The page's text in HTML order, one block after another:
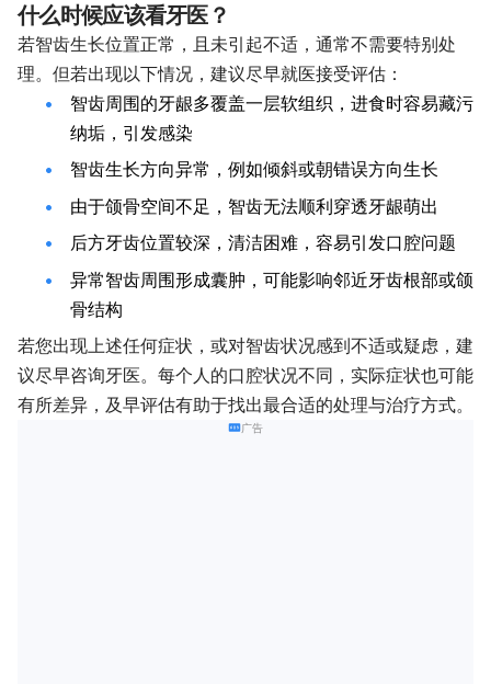
什么时候应该看牙医？
若智齿生长位置正常，且未引起不适，通常不需要特别处
理。但若出现以下情况，建议尽早就医接受评估：
智齿周围的牙龈多覆盖一层软组织，进食时容易藏污
纳垢，引发感染
智齿生长方向异常，例如倾斜或朝错误方向生长
由于颌骨空间不足，智齿无法顺利穿透牙龈萌出
后方牙齿位置较深，清洁困难，容易引发口腔问题
异常智齿周围形成囊肿，可能影响邻近牙齿根部或颌
骨结构
若您出现上述任何症状，或对智齿状况感到不适或疑虑，建
议尽早咨询牙医。每个人的口腔状况不同，实际症状也可能
有所差异，及早评估有助于找出最合适的处理与治疗方式。
广告